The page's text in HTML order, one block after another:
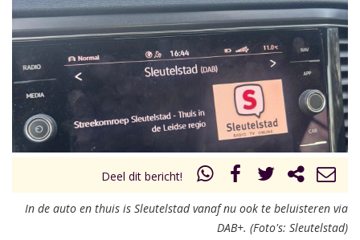
De ochtend van Sleutelstad
6.00 - 12.00 uur
Vorig uur
uur 1 van 0 Volgend uur
Deel dit bericht!
In de auto en thuis is Sleutelstad vanaf nu ook te beluisteren via
DAB+. (Foto's: Sleutelstad)